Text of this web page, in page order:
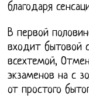
благодаря
В первой
входит бытовой
всехтемой,
экзаменов на с
от простого